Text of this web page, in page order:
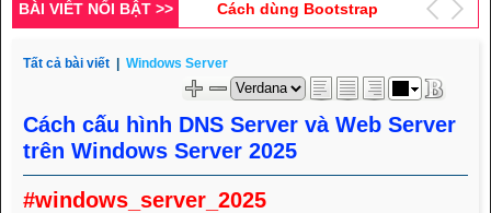
BÀI VIẾT NỔI BẬT >>
Media Object (Phần 1)
Cách tạo thông báo tự
đóng bằng Bootstrap
Thiết kế phần Admin
Control Panel cho website
Tất cả bài viết | Windows Server
Cách cấu hình DNS Server và Web Server
trên Windows Server 2025
#windows_server_2025